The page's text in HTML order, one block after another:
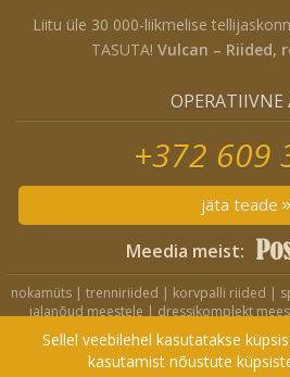
Liitu üle 30 000-liikmelise
TASUTA! Vulcan – Riided,
OPERATIIVNE
+372 609
jäta teade
Meedia meist:
nokamüts| trenniriided | korvpalli riided |
jalanõud meestele | dressikomplekt
jalanõud
nike jope | nike lühikesed
sandaalid|nike seljakott|
Sellel veebilehel kasutatakse
kasutamist nõustute